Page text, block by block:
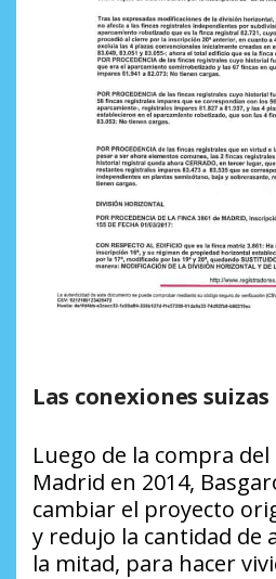
Las conexiones suizas
Luego de la compra
Madrid en 2014,
cambiar el proyecto
y redujo la cantidad de
la mitad, para hacer